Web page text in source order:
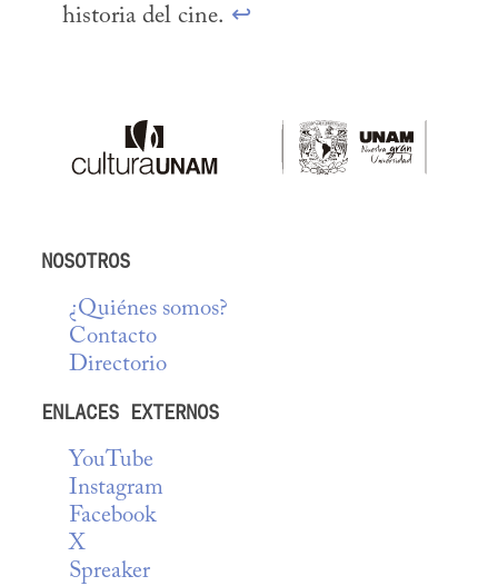
historia del cine. ↩
NOSOTROS
¿Quiénes somos?
Contacto
Directorio
ENLACES EXTERNOS
YouTube
Instagram
Facebook
X
Spreaker